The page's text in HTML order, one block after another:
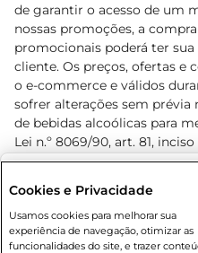
Rio de Janeiro (RJ) Goiás
de garantir o acesso de um
nossas promoções, a
promocionais poderá ter
cliente. Os preços, ofertas e
o e-commerce e válidos
sofrer alterações sem prévia
de bebidas alcoólicas para
Lei n.º 8069/90, art. 81,
Adolescente). Preços e
prévio. O valor mínimo para
80,00.
Cookies e Privacidade
Usamos cookies para melhorar sua
experiência de navegação, otimizar as
funcionalidades do site, e trazer